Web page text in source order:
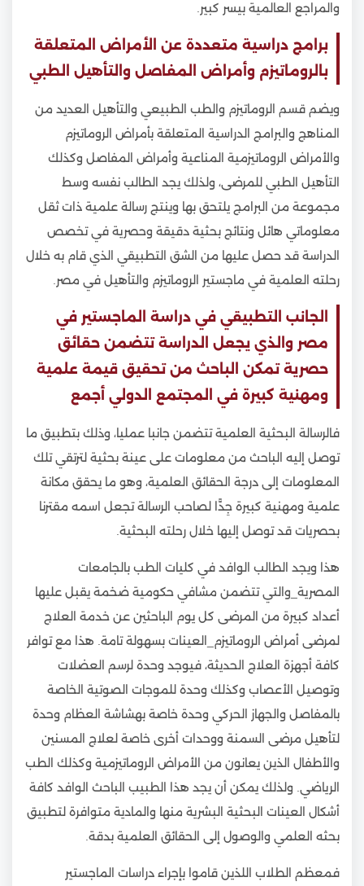
والمراجع العالمية بيسر كبير.
برامج دراسية متعددة عن الأمراض المتعلقة
بالروماتيزم وأمراض المفاصل والتأهيل الطبي
ويضم قسم الروماتيزم والطب الطبيعي والتأهيل العديد من
المناهج والبرامج الدراسية المتعلقة بأمراض الروماتيزم
والأمراض الروماتيزمية المناعية وأمراض المفاصل وكذلك
التأهيل الطبي للمرضى، ولذلك يجد الطالب نفسه وسط
مجموعة من البرامج يلتحق بها وينتج رسالة علمية ذات ثقل
معلوماتي هائل ونتائج بحثية دقيقة وحصرية في تخصص
الدراسة قد حصل عليها من الشق التطبيقي الذي قام به خلال
رحلته العلمية في ماجستير الروماتيزم والتأهيل في مصر.
الجانب التطبيقي في دراسة الماجستير في
مصر والذي يجعل الدراسة تتضمن حقائق
حصرية تمكن الباحث من تحقيق قيمة علمية
ومهنية كبيرة في المجتمع الدولي أجمع
فالرسالة البحثية العلمية تتضمن جانبا عمليا، وذلك بتطبيق ما
توصل إليه الباحث من معلومات على عينة بحثية لترتقي تلك
المعلومات إلى درجة الحقائق العلمية، وهو ما يحقق مكانة
علمية ومهنية كبيرة جِدًّا لصاحب الرسالة تجعل اسمه مقترنا
بحصريات قد توصل إليها خلال رحلته البحثية.
هذا ويجد الطالب الوافد في كليات الطب بالجامعات
المصرية_والتي تتضمن مشافي حكومية ضخمة يقبل عليها
أعداد كبيرة من المرضى كل يوم الباحثين عن خدمة العلاج
لمرضى أمراض الروماتيزم_العينات بسهولة تامة. هذا مع توافر
كافة أجهزة العلاج الحديثة، فيوجد وحدة لرسم العضلات
وتوصيل الأعصاب وكذلك وحدة للموجات الصوتية الخاصة
بالمفاصل والجهاز الحركي وحدة خاصة بهشاشة العظام وحدة
لتأهيل مرضى السمنة ووحدات أخرى خاصة لعلاج المسنين
والأطفال الذين يعانون من الأمراض الروماتيزمية وكذلك الطب
الرياضي. ولذلك يمكن أن يجد هذا الطبيب الباحث الوافد كافة
أشكال العينات البحثية البشرية منها والمادية متوافرة لتطبيق
بحثه العلمي والوصول إلى الحقائق العلمية بدقة.
فمعظم الطلاب اللذين قاموا بإجراء دراسات الماجستير